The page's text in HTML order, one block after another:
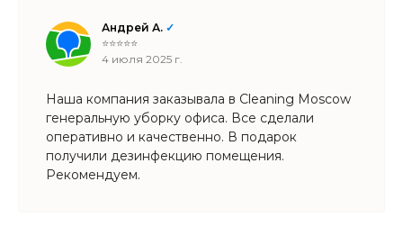
быстро (площадь офиса большая)
и качественно произвели все необходимые
работы. Персонал вежливый и позитивно
отношения с данной командой!
Андрей А. ✓
⭐⭐⭐⭐⭐
4 июля 2025 г.
Наша компания заказывала в Cleaning Moscow
генеральную уборку офиса. Все сделали
оперативно и качественно. В подарок
получили дезинфекцию помещения.
Рекомендуем.